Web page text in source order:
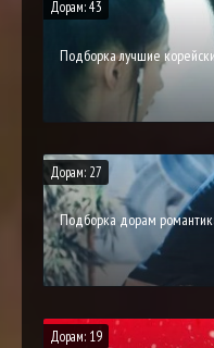
Дорам: 43
Подборка лучшие
Дорам: 27
Подборка дорам
Дорам: 19